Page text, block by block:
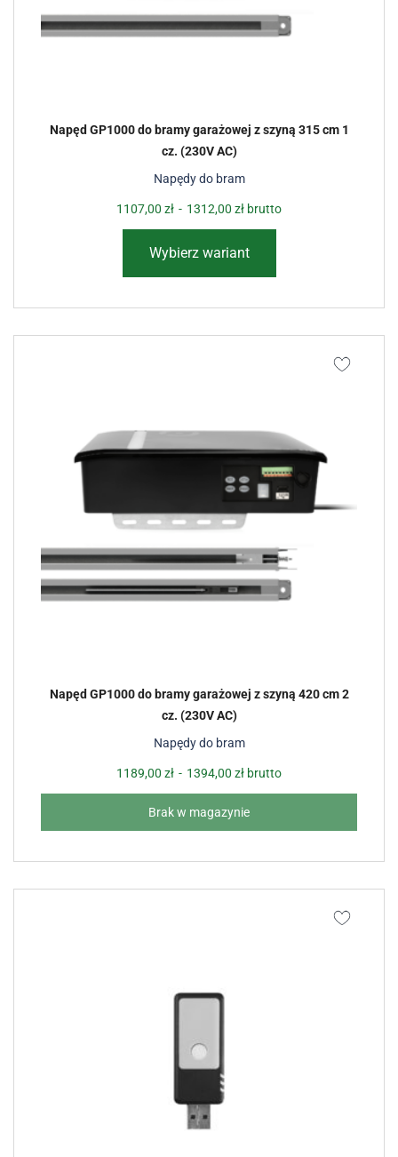
Napędy do bram
Napęd GP1000 do bramy garażowej z szyną 315 cm 1
cz. (230V AC)
1107,00 zł - 1312,00 zł brutto
Wybierz wariant
Napędy do bram
Napęd GP1000 do bramy garażowej z szyną 420 cm 2
cz. (230V AC)
1189,00 zł - 1394,00 zł brutto
Brak w magazynie